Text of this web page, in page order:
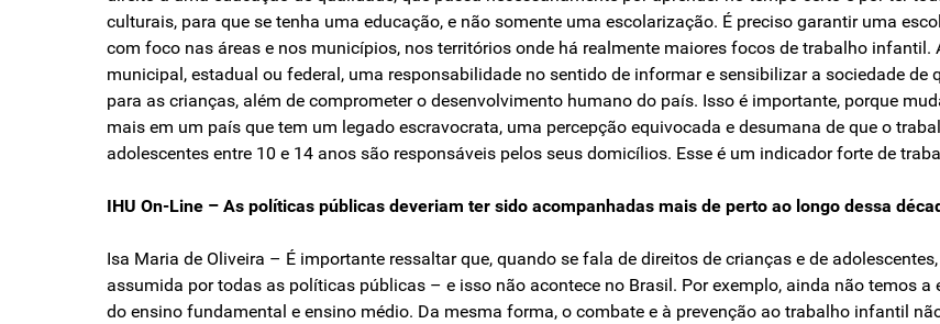
culturais, para que se tenha uma educação, e não somente uma escolarização. É preciso garantir uma
com foco nas áreas e nos municípios, nos territórios onde há realmente maiores focos de trabalho infantil.
municipal, estadual ou federal, uma responsabilidade no sentido de informar e sensibilizar a sociedade
para as crianças, além de comprometer o desenvolvimento humano do país. Isso é importante, porque
mais em um país que tem um legado escravocrata, uma percepção equivocada e desumana de que o
adolescentes entre 10 e 14 anos são responsáveis pelos seus domicílios. Esse é um indicador forte de
IHU On-Line – As políticas públicas deveriam ter sido acompanhadas mais de perto ao longo dessa
Isa Maria de Oliveira – É importante ressaltar que, quando se fala de direitos de crianças e de
assumida por todas as políticas públicas – e isso não acontece no Brasil. Por exemplo, ainda não temos a
do ensino fundamental e ensino médio. Da mesma forma, o combate e à prevenção ao trabalho infantil